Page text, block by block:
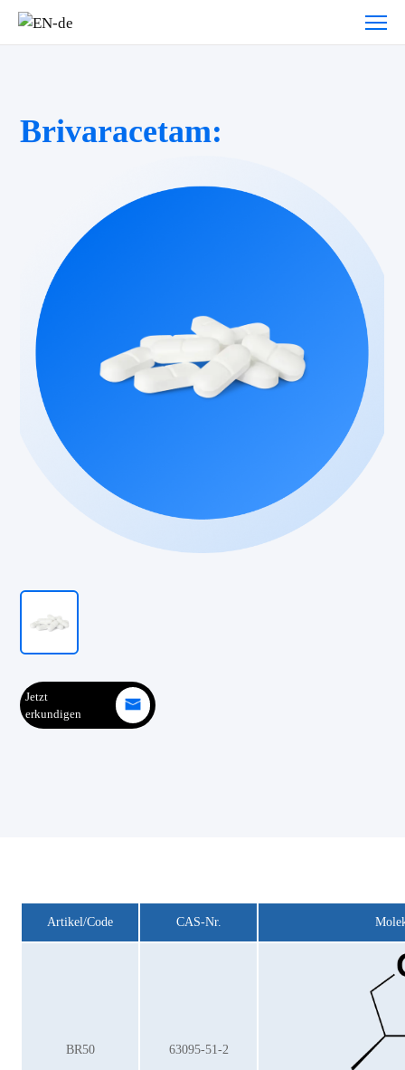
Brivaracetam:
Jetzt
erkundigen
Artikel/Code CAS-Nr.
BR50 63095-51-2